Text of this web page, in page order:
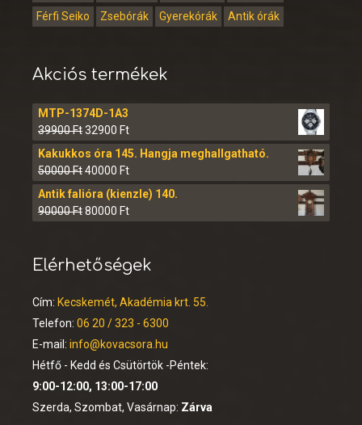
Férfi Seiko
Zsebórák Gyerekórák Antik órák
Akciós termékek
MTP-1374D-1A3
39900Ft32900 Ft
Kakukkos óra 145. Hangja meghallgatható.
50000Ft40000 Ft
Antik falióra (kienzle) 140.
90000Ft80000 Ft
Elérhetőségek
Cím: Kecskemét, Akadémia krt. 55.
Telefon: 06 20 / 323 - 6300
E-mail: info@kovacsora.hu
Hétfő - Kedd és Csütörtök -Péntek:
9:00-12:00, 13:00-17:00
Szerda, Szombat, Vasárnap: Zárva